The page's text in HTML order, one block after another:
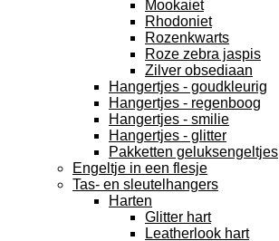
Mookaiet
Rhodoniet
Rozenkwarts
Roze zebra jaspis
Zilver obsediaan
Hangertjes - goudkleurig
Hangertjes - regenboog
Hangertjes - smilie
Hangertjes - glitter
Pakketten geluksengeltjes
Engeltje in een flesje
Tas- en sleutelhangers
Harten
Glitter hart
Leatherlook hart